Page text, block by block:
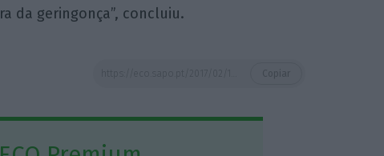
da geringonça”, concluiu.